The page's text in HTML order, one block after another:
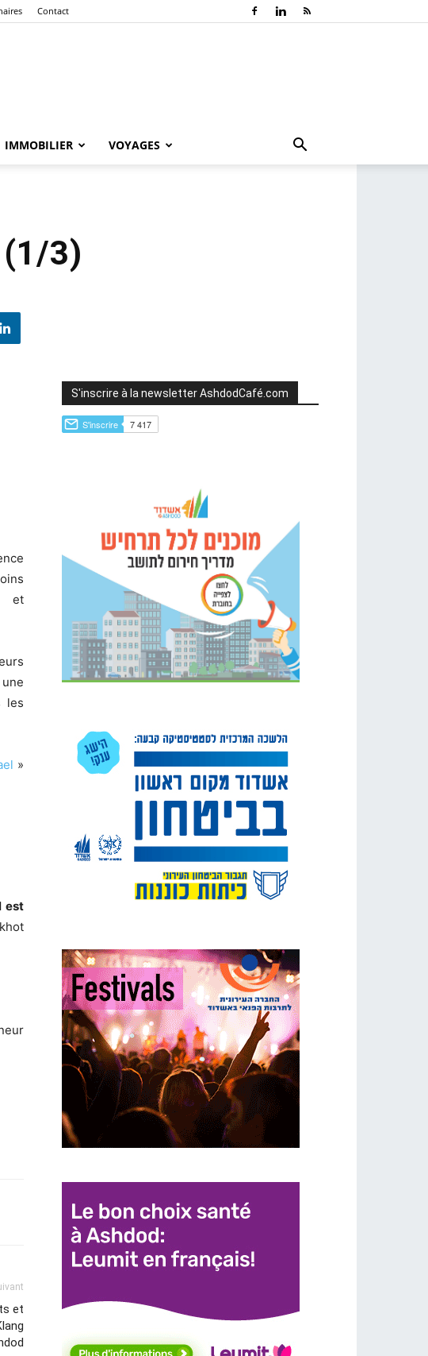
Contact
IMMOBILIER VOYAGES
3)
et
les
»
est
et
S'inscrire à la newsletter AshdodCafé.com